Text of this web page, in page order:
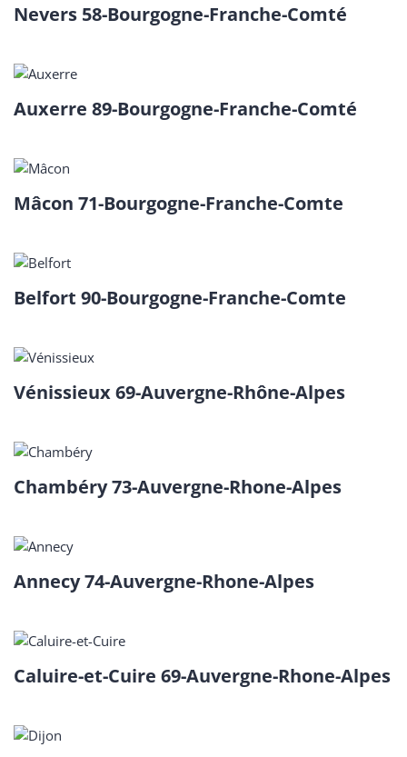
Nevers 58-Bourgogne-Franche-Comté
Auxerre 89-Bourgogne-Franche-Comté
Mâcon 71-Bourgogne-Franche-Comte
Belfort 90-Bourgogne-Franche-Comte
Vénissieux 69-Auvergne-Rhône-Alpes
Chambéry 73-Auvergne-Rhone-Alpes
Annecy 74-Auvergne-Rhone-Alpes
Caluire-et-Cuire 69-Auvergne-Rhone-Alpes